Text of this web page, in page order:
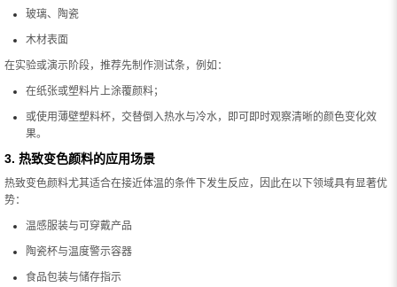
玻璃、陶瓷
木材表面
在实验或演示阶段，推荐先制作测试条，例如：
在纸张或塑料片上涂覆颜料；
或使用薄壁塑料杯，交替倒入热水与冷水，即可即时观察清晰的颜色变化效
果。
3. 热致变色颜料的应用场景
热致变色颜料尤其适合在接近体温的条件下发生反应，因此在以下领域具有显著优
势：
温感服装与可穿戴产品
陶瓷杯与温度警示容器
食品包装与储存指示